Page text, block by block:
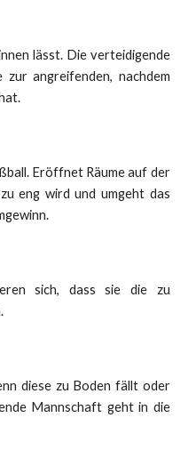
lässt. Die verteidigende
angreifenden, nachdem
Eröffnet Räume auf der
eng wird und umgeht das
sich, dass sie die zu
diese zu Boden fällt oder
Mannschaft geht in die